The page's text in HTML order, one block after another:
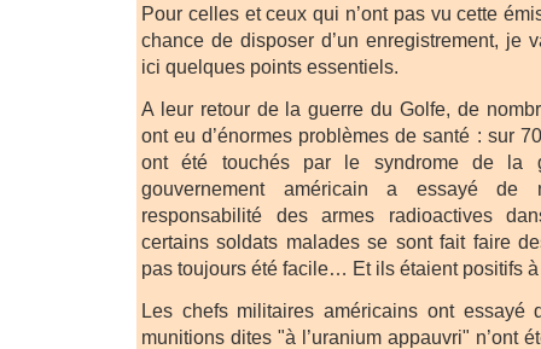
Pour celles et ceux qui n’ont pas vu cette
chance de disposer d’un enregistrement, je
ici quelques points essentiels.
A leur retour de la guerre du Golfe, de
ont eu d’énormes problèmes de santé : sur
ont été touchés par le syndrome de la
gouvernement américain a essayé de
responsabilité des armes radioactives
certains soldats malades se sont fait faire
pas toujours été facile… Et ils étaient positifs à
Les chefs militaires américains ont essayé
munitions dites "à l’uranium appauvri" n’ont